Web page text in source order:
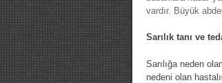
vardır. Büyük
Sarılık tanı ve
Sarılığa neden
nedeni olan